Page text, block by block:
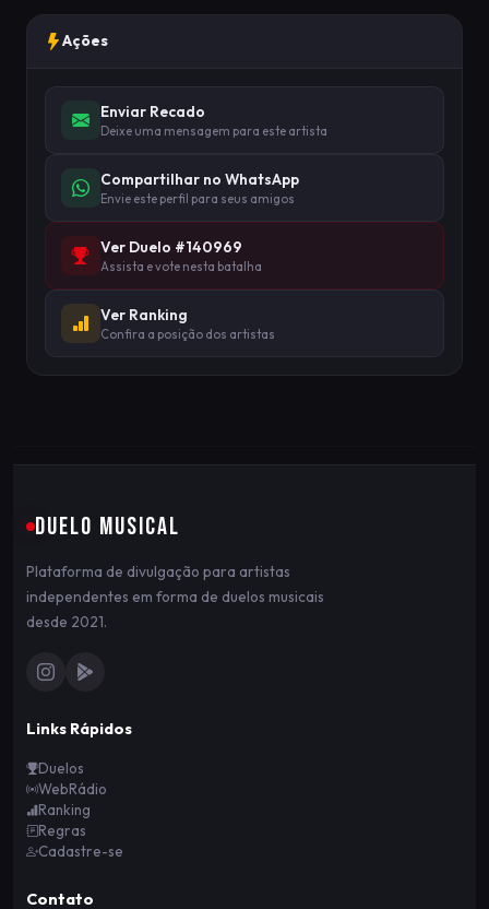
Ações
Enviar Recado
Deixe uma mensagem para este artista
Compartilhar no WhatsApp
Envie este perfil para seus amigos
Ver Duelo #140969
Assista e vote nesta batalha
Ver Ranking
Confira a posição dos artistas
DUELO MUSICAL
Plataforma de divulgação para artistas
independentes em forma de duelos musicais
desde 2021.
Links Rápidos
Duelos
WebRádio
Ranking
Regras
Cadastre-se
Contato